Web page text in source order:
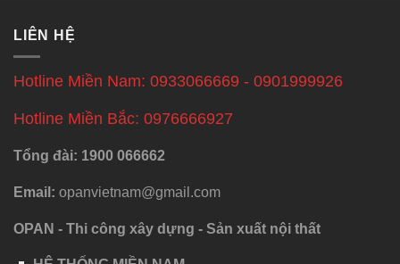
LIÊN HỆ
Hotline Miền Nam: 0933066669 - 0901999926
Hotline Miền Bắc: 0976666927
Tổng đài: 1900 066662
Email: opanvietnam@gmail.com
OPAN - Thi công xây dựng - Sản xuất nội thất